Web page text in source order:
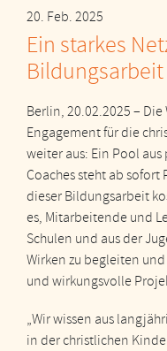
20. Feb. 2025
Ein starkes
Bildungsarbeit
Berlin, 20.02.2025 – Die
Engagement für die
weiter aus: Ein Pool
Coaches steht ab
dieser Bildungsarbeit
es, Mitarbeitende und
Schulen und aus der
Wirken zu begleiten
und wirkungsvolle
„Wir wissen aus
in der christlichen